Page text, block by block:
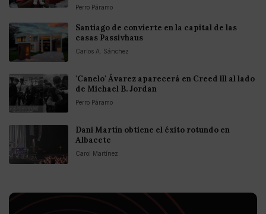
Perro Páramo
Santiago de convierte en la capital de las
casas Passivhaus
Carlos A. Sánchez
'Canelo' Ávarez aparecerá en Creed lll al lado
de Michael B. Jordan
Perro Páramo
Dani Martín obtiene el éxito rotundo en
Albacete
Carol Martínez